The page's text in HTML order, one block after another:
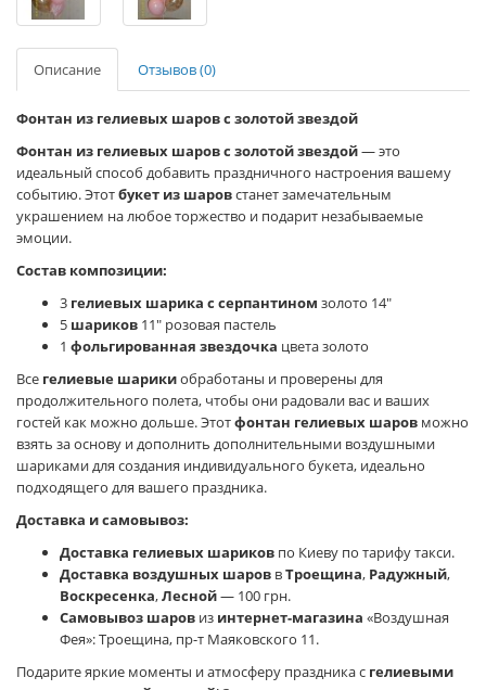
Описание Отзывов (0)
Фонтан из гелиевых шаров с золотой звездой
Фонтан из гелиевых шаров с золотой звездой— это
идеальный способ добавить праздничного настроения вашему
событию. Этотбукет из шаровстанет замечательным
украшением на любое торжество и подарит незабываемые
эмоции.
Состав композиции:
3 гелиевых шарика с серпантином золото 14"
5 шариков 11" розовая пастель
1 фольгированная звездочка цвета золото
Все гелиевые шарикиобработаны и проверены для
продолжительного полета, чтобы они радовали вас и ваших
гостей как можно дольше. Этотфонтан гелиевых шаров можно
взять за основу и дополнить дополнительными воздушными
шариками для создания индивидуального букета, идеально
подходящего для вашего праздника.
Доставка и самовывоз:
Доставка гелиевых шариков по Киеву по тарифу такси.
Доставка воздушных шаров вТроещина, Радужный,
Воскресенка,Лесной— 100 грн.
Самовывоз шаров из интернет-магазина «Воздушная
Фея»: Троещина, пр-т Маяковского 11.
Подарите яркие моменты и атмосферу праздника с гелиевыми